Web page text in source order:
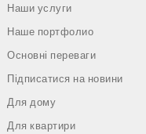
Наши услуги
Наше портфолио
Основні переваги
Підписатися на новини
Для дому
Для квартири